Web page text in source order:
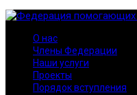
О нас
Члены Федерации
Наши услуги
Проекты
Порядок вступления